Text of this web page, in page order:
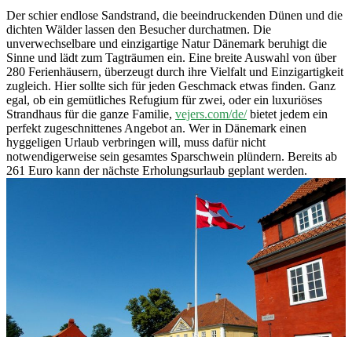
Der schier endlose Sandstrand, die beeindruckenden Dünen und die
dichten Wälder lassen den Besucher durchatmen. Die
unverwechselbare und einzigartige Natur Dänemark beruhigt die
Sinne und lädt zum Tagträumen ein. Eine breite Auswahl von über
280 Ferienhäusern, überzeugt durch ihre Vielfalt und Einzigartigkeit
zugleich. Hier sollte sich für jeden Geschmack etwas finden. Ganz
egal, ob ein gemütliches Refugium für zwei, oder ein luxuriöses
Strandhaus für die ganze Familie, vejers.com/de/bietet jedem ein
perfekt zugeschnittenes Angebot an. Wer in Dänemark einen
hyggeligen Urlaub verbringen will, muss dafür nicht
notwendigerweise sein gesamtes Sparschwein plündern. Bereits ab
261 Euro kann der nächste Erholungsurlaub geplant werden.